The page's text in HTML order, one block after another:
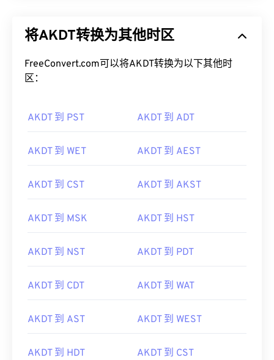
将AKDT转换为其他时区
FreeConvert.com可以将AKDT转换为以下其他时
区：
AKDT 到 PST AKDT 到 ADT
AKDT 到 WET AKDT 到 AEST
AKDT 到 CST AKDT 到 AKST
AKDT 到 MSK AKDT 到 HST
AKDT 到 NST AKDT 到 PDT
AKDT 到 CDT AKDT 到 WAT
AKDT 到 AST AKDT 到 WEST
AKDT 到 HDT AKDT 到 CST